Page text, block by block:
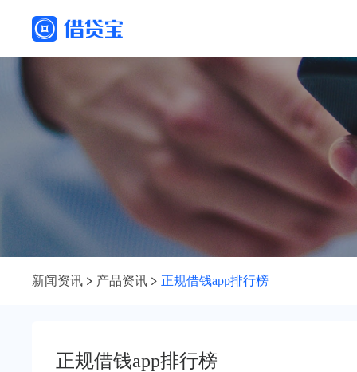
新闻资讯 产品资讯 正规借钱app排行榜
正规借钱app排行榜